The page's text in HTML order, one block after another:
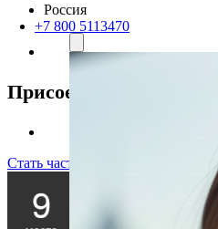
Россия
+7 800 5113470
Присоединяйтесь к нам
Стать частью команды!